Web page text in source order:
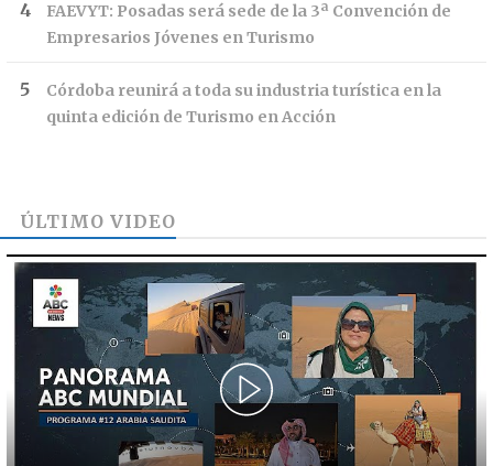
FAEVYT: Posadas será sede de la 3ª Convención de
Empresarios Jóvenes en Turismo
Córdoba reunirá a toda su industria turística en la
quinta edición de Turismo en Acción
ÚLTIMO VIDEO